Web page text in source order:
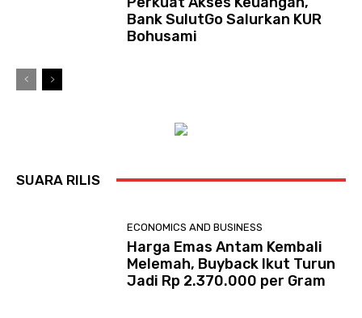
Bank SulutGo Salurkan KUR
Bohusami
SUARA RILIS
ECONOMICS AND BUSINESS
Harga Emas Antam Kembali
Melemah, Buyback Ikut Turun
Jadi Rp 2.370.000 per Gram